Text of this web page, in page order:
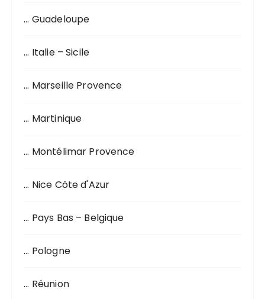
… Guadeloupe
… Italie – Sicile
… Marseille Provence
… Martinique
… Montélimar Provence
… Nice Côte d'Azur
… Pays Bas – Belgique
… Pologne
… Réunion